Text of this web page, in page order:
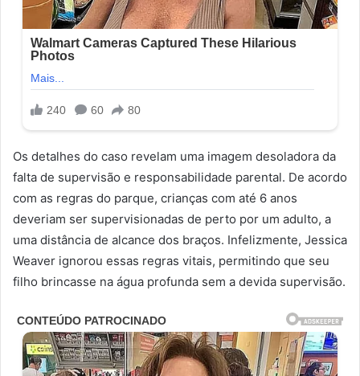
Os detalhes do caso revelam uma imagem desoladora da
falta de supervisão e responsabilidade parental. De acordo
com as regras do parque, crianças com até 6 anos
deveriam ser supervisionadas de perto por um adulto, a
uma distância de alcance dos braços. Infelizmente, Jessica
Weaver ignorou essas regras vitais, permitindo que seu
filho brincasse na água profunda sem a devida supervisão.